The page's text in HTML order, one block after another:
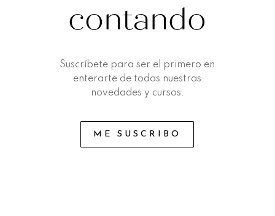
contando
Suscríbete para ser el primero en
enterarte de todas nuestras
novedades y cursos.
ME SUSCRIBO